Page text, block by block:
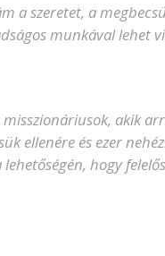
a szeretet, a
munkával lehet
akik
ellenére és ezer
hogy